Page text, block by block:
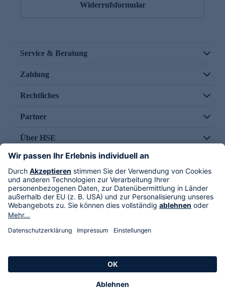
Widerrufsformular
Service & Beratung
Zahlung
Rechtliches
Partner
Über HSE
Im TV
HSE International